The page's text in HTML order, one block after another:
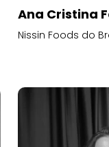
Ana Cristina
Nissin Foods do